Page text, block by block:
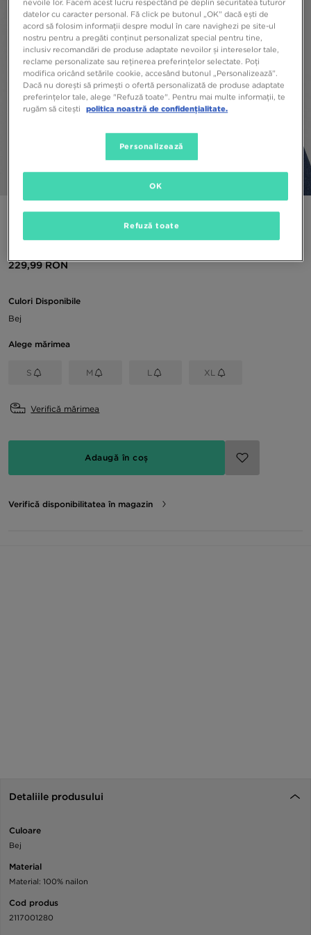
COLUMBIA JACHETĂ CHALLENGE WINDBREAKER
229,99 RON
Culori Disponibile
Bej
Alege mărimea
S M L XL
Verifică mărimea
Adaugă în coș
Verifică disponibilitatea în magazin
Detaliile produsului
Culoare
Bej
Material
Material: 100% nailon
Cod produs
2117001280
nevoile lor. Facem acest lucru respectând pe deplin securitatea tuturor
datelor cu caracter personal. Fă click pe butonul „OK” dacă ești de
acord să folosim informații despre modul în care navighezi pe site-ul
nostru pentru a pregăti conținut personalizat special pentru tine,
inclusiv recomandări de produse adaptate nevoilor și intereselor tale,
reclame personalizate sau reținerea preferințelor selectate. Poți
modifica oricând setările cookie, accesând butonul „Personalizează”.
Dacă nu dorești să primești o ofertă personalizată de produse adaptate
preferințelor tale, alege "Refuză toate". Pentru mai multe informații, te
rugăm să citești
politica noastră de confidențialitate.
Personalizează
Refuză toate
OK